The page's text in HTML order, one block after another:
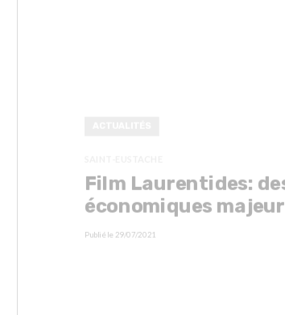
Film Laurentides:
économiques
Publié le 29/07/2021